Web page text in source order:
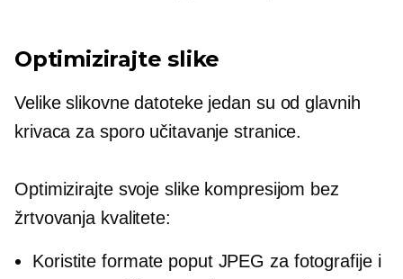
Optimizirajte slike
Velike slikovne datoteke jedan su od glavnih
krivaca za sporo učitavanje stranice.
Optimizirajte svoje slike kompresijom bez
žrtvovanja kvalitete:
Koristite formate poput JPEG za fotografije i